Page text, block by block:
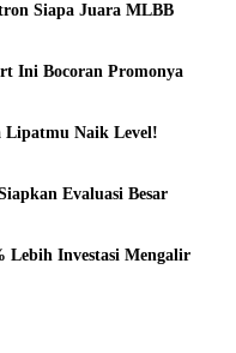
Siapa Juara MLBB
Ini Bocoran Promonya
Lipatmu Naik Level!
Evaluasi Besar
Lebih Investasi Mengalir